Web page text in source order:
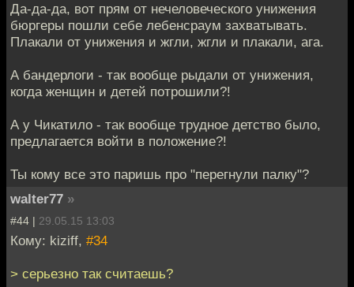
Да-да-да, вот прям от нечеловеческого унижения
бюргеры пошли себе лебенсраум захватывать.
Плакали от унижения и жгли, жгли и плакали, ага.
А бандерлоги - так вообще рыдали от унижения,
когда женщин и детей потрошили?!
А у Чикатило - так вообще трудное детство было,
предлагается войти в положение?!
Ты кому все это паришь про "перегнули палку"?
walter77 »
#44 | 29.05.15 13:03
Кому: kiziff, #34
> серьезно так считаешь?